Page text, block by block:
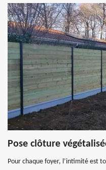
Pose clôture
Pour chaque foyer, l’intimité est